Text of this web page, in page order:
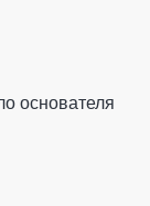
основателя